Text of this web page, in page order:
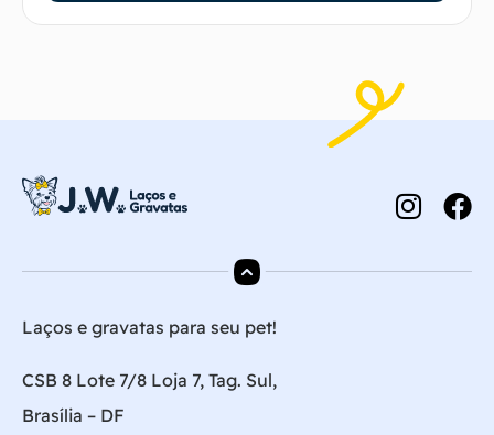
Laços e gravatas para seu pet!
CSB 8 Lote 7/8 Loja 7, Tag. Sul,
Brasília – DF